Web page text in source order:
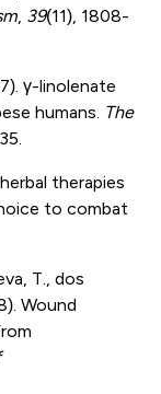
, 39(11), 1808-
γ-linolenate
humans. The
therapies
to combat
T., dos
Wound